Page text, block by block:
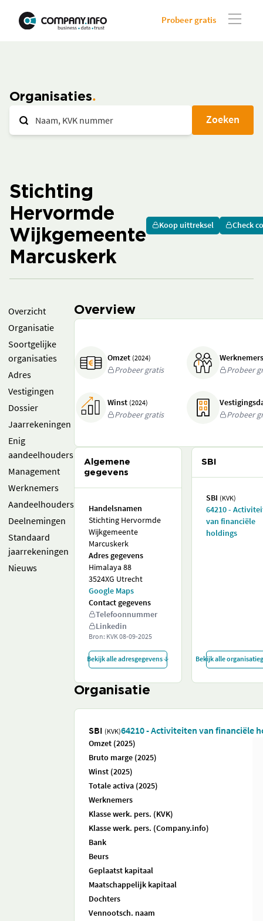
Probeer gratis
Organisaties
Zoeken
Stichting
Hervormde
Wijkgemeente
Marcuskerk
Koop uittreksel Check
Overzicht
Organisatie
Soortgelijke
organisaties
Adres
Vestigingen
Dossier
Jaarrekeningen
Enig
aandeelhouders
Management
Werknemers
Aandeelhouders
Deelnemingen
Standaard
jaarrekeningen
Nieuws
Overview
Omzet (2024)
Probeer gratis
Probeer
Winst (2024)
Probeer gratis
Probeer
Algemene
gegevens
Handelsnamen
Stichting Hervormde
Wijkgemeente
Marcuskerk
Adres gegevens
Himalaya 88
3524XG Utrecht
Google Maps
Contact gegevens
Telefoonnummer
Linkedin
Bron: KVK08-09-2025
Bekijk alle adresgegevens
SBI
SBI (KVK)
64210 -
van financiële
holdings
Bekijk alle
Organisatie
SBI (KVK)64210 - Activiteiten van financiële
Omzet (2025)
Bruto marge (2025)
Winst (2025)
Totale activa (2025)
Werknemers
Klasse werk. pers. (KVK)
Klasse werk. pers. (Company.info)
Bank
Beurs
Geplaatst kapitaal
Maatschappelijk kapitaal
Dochters
Vennootsch. naam